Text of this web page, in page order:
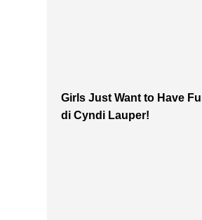
Girls Just Want to Have
di Cyndi Lauper!